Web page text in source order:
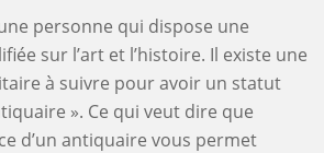
personne qui dispose une
sur l’art et l’histoire. Il existe une
à suivre pour avoir un statut
». Ce qui veut dire que
d’un antiquaire vous permet